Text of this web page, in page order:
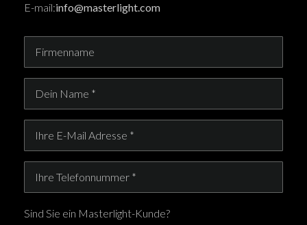
E-mail:info@masterlight.com
Sind Sie ein Masterlight-Kunde?